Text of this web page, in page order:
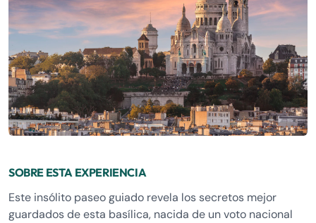
SOBRE ESTA EXPERIENCIA
Este insólito paseo guiado revela los secretos mejor
guardados de esta basílica, nacida de un voto nacional